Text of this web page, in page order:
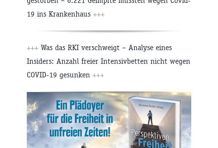
19 ins Krankenhaus +++
+++ Was das RKI verschweigt – Analyse eines
Insiders: Anzahl freier Intensivbetten nicht wegen
COVID-19 gesunken +++